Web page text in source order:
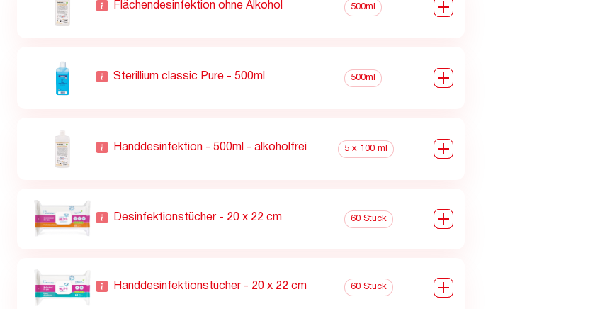
Flächendesinfektion ohne Alkohol 500ml 0
Sterillium classic Pure - 500ml 500ml 0
Handdesinfektion - 500ml - alkoholfrei 5 x 100 ml 0
Desinfektionstücher - 20 x 22 cm 60 Stück 0
Handdesinfektionstücher - 20 x 22 cm 60 Stück 0